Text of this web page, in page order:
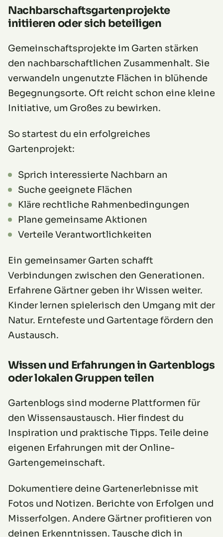
Nachbarschaftsgartenprojekte
initiieren oder sich beteiligen
Gemeinschaftsprojekte im Garten stärken
den nachbarschaftlichen Zusammenhalt. Sie
verwandeln ungenutzte Flächen in blühende
Begegnungsorte. Oft reicht schon eine kleine
Initiative, um Großes zu bewirken.
So startest du ein erfolgreiches
Gartenprojekt:
Sprich interessierte Nachbarn an
Suche geeignete Flächen
Kläre rechtliche Rahmenbedingungen
Plane gemeinsame Aktionen
Verteile Verantwortlichkeiten
Ein gemeinsamer Garten schafft
Verbindungen zwischen den Generationen.
Erfahrene Gärtner geben ihr Wissen weiter.
Kinder lernen spielerisch den Umgang mit der
Natur. Erntefeste und Gartentage fördern den
Austausch.
Wissen und Erfahrungen in Gartenblogs
oder lokalen Gruppen teilen
Gartenblogs sind moderne Plattformen für
den Wissensaustausch. Hier findest du
Inspiration und praktische Tipps. Teile deine
eigenen Erfahrungen mit der Online-
Gartengemeinschaft.
Dokumentiere deine Gartenerlebnisse mit
Fotos und Notizen. Berichte von Erfolgen und
Misserfolgen. Andere Gärtner profitieren von
deinen Erkenntnissen. Tausche dich in